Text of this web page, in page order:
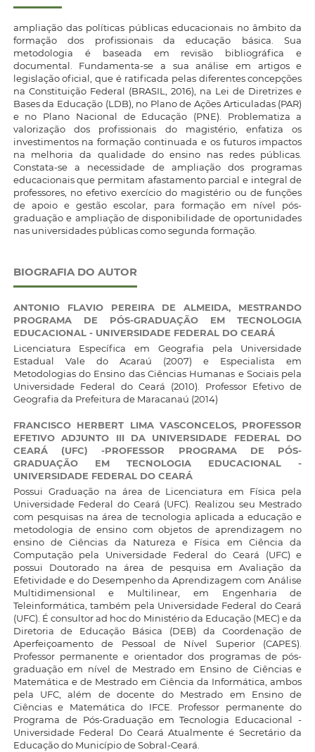
ampliação das políticas públicas educacionais no âmbito da
formação dos profissionais da educação básica. Sua
metodologia é baseada em revisão bibliográfica e
documental. Fundamenta-se a sua análise em artigos e
legislação oficial, que é ratificada pelas diferentes concepções
na Constituição Federal (BRASIL, 2016), na Lei de Diretrizes e
Bases da Educação (LDB), no Plano de Ações Articuladas (PAR)
e no Plano Nacional de Educação (PNE). Problematiza a
valorização dos profissionais do magistério, enfatiza os
investimentos na formação continuada e os futuros impactos
na melhoria da qualidade do ensino nas redes públicas.
Constata-se a necessidade de ampliação dos programas
educacionais que permitam afastamento parcial e integral de
professores, no efetivo exercício do magistério ou de funções
de apoio e gestão escolar, para formação em nível pós-
graduação e ampliação de disponibilidade de oportunidades
nas universidades públicas como segunda formação.
BIOGRAFIA DO AUTOR
ANTONIO FLAVIO PEREIRA DE ALMEIDA, MESTRANDO
PROGRAMA DE PÓS-GRADUAÇÃO EM TECNOLOGIA
EDUCACIONAL - UNIVERSIDADE FEDERAL DO CEARÁ
Licenciatura Específica em Geografia pela Universidade
Estadual Vale do Acaraú (2007) e Especialista em
Metodologias do Ensino das Ciências Humanas e Sociais pela
Universidade Federal do Ceará (2010). Professor Efetivo de
Geografia da Prefeitura de Maracanaú (2014)
FRANCISCO HERBERT LIMA VASCONCELOS, PROFESSOR
EFETIVO ADJUNTO III DA UNIVERSIDADE FEDERAL DO
CEARÁ (UFC) -PROFESSOR PROGRAMA DE PÓS-
GRADUAÇÃO EM TECNOLOGIA EDUCACIONAL -
UNIVERSIDADE FEDERAL DO CEARÁ
Possui Graduação na área de Licenciatura em Física pela
Universidade Federal do Ceará (UFC). Realizou seu Mestrado
com pesquisas na área de tecnologia aplicada a educação e
metodologia de ensino com objetos de aprendizagem no
ensino de Ciências da Natureza e Física em Ciência da
Computação pela Universidade Federal do Ceará (UFC) e
possui Doutorado na área de pesquisa em Avaliação da
Efetividade e do Desempenho da Aprendizagem com Análise
Multidimensional e Multilinear, em Engenharia de
Teleinformática, também pela Universidade Federal do Ceará
(UFC). É consultor ad hoc do Ministério da Educação (MEC) e da
Diretoria de Educação Básica (DEB) da Coordenação de
Aperfeiçoamento de Pessoal de Nível Superior (CAPES).
Professor permanente e orientador dos programas de pós-
graduação em nível de Mestrado em Ensino de Ciências e
Matemática e de Mestrado em Ciência da Informática, ambos
pela UFC, além de docente do Mestrado em Ensino de
Ciências e Matemática do IFCE. Professor permanente do
Programa de Pós-Graduação em Tecnologia Educacional -
Universidade Federal Do Ceará Atualmente é Secretário da
Educação do Município de Sobral-Ceará.